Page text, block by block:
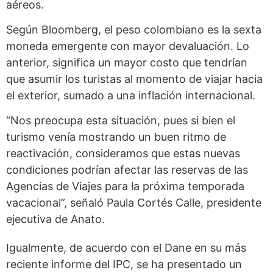
aéreos.
Según Bloomberg, el peso colombiano es la sexta
moneda emergente con mayor devaluación. Lo
anterior, significa un mayor costo que tendrían
que asumir los turistas al momento de viajar hacia
el exterior, sumado a una inflación internacional.
“Nos preocupa esta situación, pues si bien el
turismo venía mostrando un buen ritmo de
reactivación, consideramos que estas nuevas
condiciones podrían afectar las reservas de las
Agencias de Viajes para la próxima temporada
vacacional”, señaló Paula Cortés Calle, presidente
ejecutiva de Anato.
Igualmente, de acuerdo con el Dane en su más
reciente informe del IPC, se ha presentado un